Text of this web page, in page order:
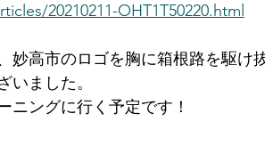
20210211-OHT1T50220.html
妙高市のロゴを胸に箱根路を駆け
いました。
ニングに行く予定です！